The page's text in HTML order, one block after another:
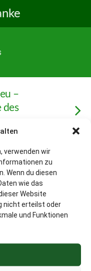
verwenden wir
zu
Wenn du diesen
wie das
Website
nicht erteilst oder
und Funktionen
–
des
Desktop